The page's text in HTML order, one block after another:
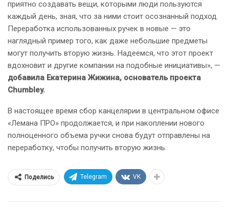
приятно создавать вещи, которыми люди пользуются
каждый день, зная, что за ними стоит осознанный подход.
Переработка использованных ручек в новые — это
наглядный пример того, как даже небольшие предметы
могут получить вторую жизнь. Надеемся, что этот проект
вдохновит и другие компании на подобные инициативы», —
добавила Екатерина Жижина, основатель проекта
Chumbley.
В настоящее время сбор канцелярии в центральном офисе
«Лемана ПРО» продолжается, и при накоплении нового
полноценного объема ручки снова будут отправлены на
переработку, чтобы получить вторую жизнь.
Поделись Telegram VK